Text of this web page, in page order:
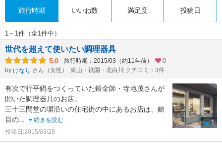
旅行時期 いいね数 満足度 投稿日
1～1件（全1件中）
世代を超えて使いたい調理器具
5.0 旅行時期：2015/03（約11年前）
0
by けなり さん（女性） 東山・祇園・北白川 クチコミ：3件
有次で行平鍋をつくっていた鍛金師・寺地茂さんが
開いた調理器具のお店。
三十三間堂の塀沿いの住宅街の中にあるお店は、鎚
目の...
続きを読む
投稿日:2015/03/29
1